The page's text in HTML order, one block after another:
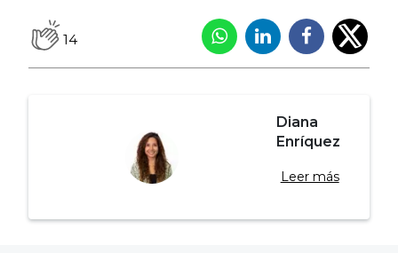
14
Diana
Enríquez
Leer más